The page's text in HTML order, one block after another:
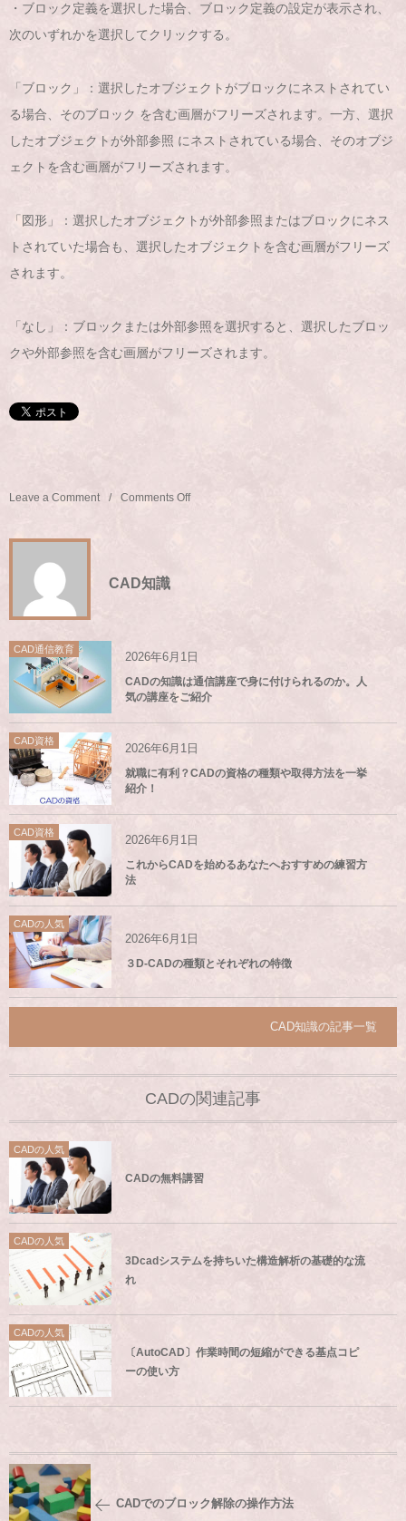
・ブロック定義を選択した場合、ブロック定義の設定が表示され、
次のいずれかを選択してクリックする。
「ブロック」：選択したオブジェクトがブロックにネストされてい
る場合、そのブロック を含む画層がフリーズされます。一方、選択
したオブジェクトが外部参照 にネストされている場合、そのオブジ
ェクトを含む画層がフリーズされます。
「図形」：選択したオブジェクトが外部参照またはブロックにネス
トされていた場合も、選択したオブジェクトを含む画層がフリーズ
されます。
「なし」：ブロックまたは外部参照を選択すると、選択したブロッ
クや外部参照を含む画層がフリーズされます。
Leave a Comment Comments Off
CAD知識
CAD通信教育
2026年6月1日
CADの知識は通信講座で身に付けられるのか。人
気の講座をご紹介
CAD資格
2026年6月1日
就職に有利？CADの資格の種類や取得方法を一挙
紹介！
CAD資格
2026年6月1日
これからCADを始めるあなたへおすすめの練習方
法
CADの人気
2026年6月1日
３D-CADの種類とそれぞれの特徴
CAD知識の記事一覧
CADの関連記事
CADの人気
CADの無料講習
CADの人気
3Dcadシステムを持ちいた構造解析の基礎的な流
れ
CADの人気
〔AutoCAD〕作業時間の短縮ができる基点コピ
ーの使い方
CADでのブロック解除の操作方法